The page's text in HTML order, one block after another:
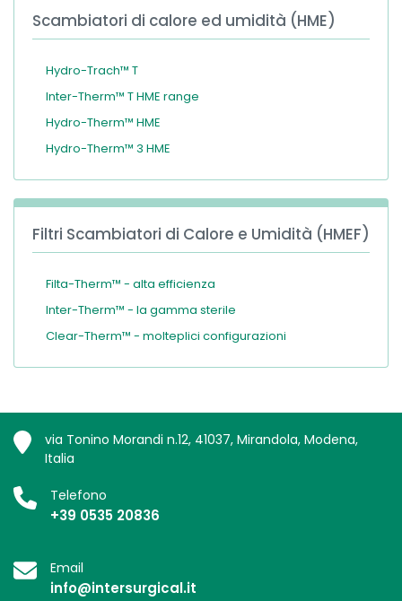
Scambiatori di calore ed umidità (HME)
Hydro-Trach™ T
Inter-Therm™ T HME range
Hydro-Therm™ HME
Hydro-Therm™ 3 HME
Filtri Scambiatori di Calore e Umidità (HMEF)
Filta-Therm™ - alta efficienza
Inter-Therm™ - la gamma sterile
Clear-Therm™ - molteplici configurazioni
via Tonino Morandi n.12, 41037, Mirandola, Modena,
Italia
Telefono
+39 0535 20836
Email
info@intersurgical.it